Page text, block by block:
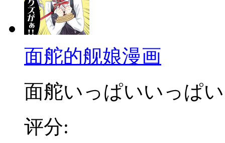
面舵的舰娘漫画
面舵いっぱいいっぱ
评分: